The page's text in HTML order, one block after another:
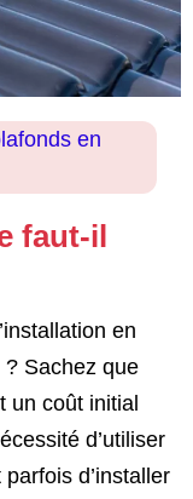
en
faut-il
en
? Sachez que
un coût initial
d’utiliser
d’installer